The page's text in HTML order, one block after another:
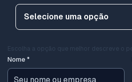
Escolha a opção que melhor descreve o
Nome *